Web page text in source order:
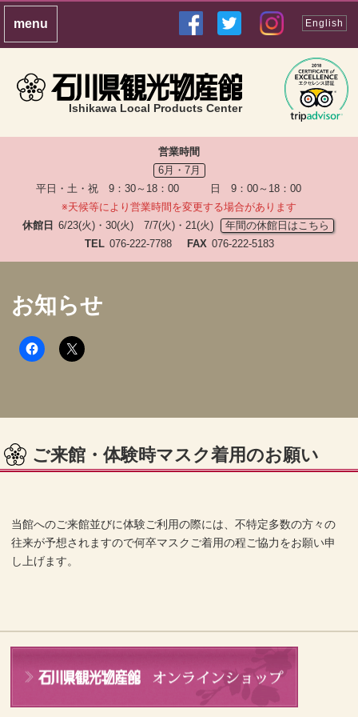
Ishikawa Local Products Center
English
営業時間
6月・7月
平日・土・祝 9：30～18：00 日 9：00～18：00
※天候等により営業時間を変更する場合があります
休館日 6/23(火)・30(火) 7/7(火)・21(火)
年間の休館日はこちら
TEL 076-222-7788 FAX 076-222-5183
お知らせ
ご来館・体験時マスク着用のお願い
当館へのご来館並びに体験ご利用の際には、不特定多数の方々の
往来が予想されますので何卒マスクご着用の程ご協力をお願い申
し上げます。